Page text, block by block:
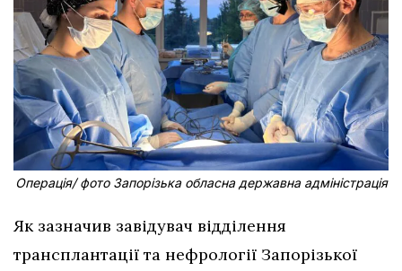
Операція/ фото Запорізька обласна державна адміністрація
Як зазначив завідувач відділення
трансплантації та нефрології Запорізької